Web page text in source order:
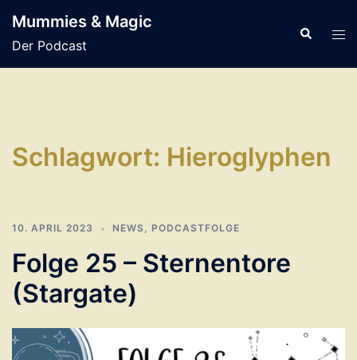
Inhalt
springen
Mummies & Magic
Der Podcast
Suche
Schlagwort: Hieroglyphen
10. APRIL 2023 NEWS , PODCASTFOLGE
Folge 25 – Sternentore
(Stargate)